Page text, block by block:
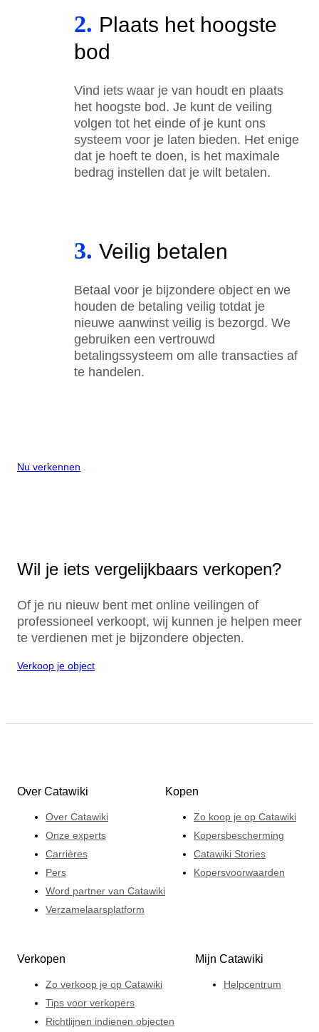
2. Plaats het hoogste
bod
Vind iets waar je van houdt en plaats
het hoogste bod. Je kunt de veiling
volgen tot het einde of je kunt ons
systeem voor je laten bieden. Het enige
dat je hoeft te doen, is het maximale
bedrag instellen dat je wilt betalen.
3. Veilig betalen
Betaal voor je bijzondere object en we
houden de betaling veilig totdat je
nieuwe aanwinst veilig is bezorgd. We
gebruiken een vertrouwd
betalingssysteem om alle transacties af
te handelen.
Nu verkennen
Wil je iets vergelijkbaars verkopen?
Of je nu nieuw bent met online veilingen of
professioneel verkoopt, wij kunnen je helpen meer
te verdienen met je bijzondere objecten.
Verkoop je object
Over Catawiki
Over Catawiki
Onze experts
Carrières
Pers
Word partner van Catawiki
Verzamelaarsplatform
Kopen
Zo koop je op Catawiki
Kopersbescherming
Catawiki Stories
Kopersvoorwaarden
Verkopen
Zo verkoop je op Catawiki
Tips voor verkopers
Richtlijnen indienen objecten
Mijn Catawiki
Helpcentrum